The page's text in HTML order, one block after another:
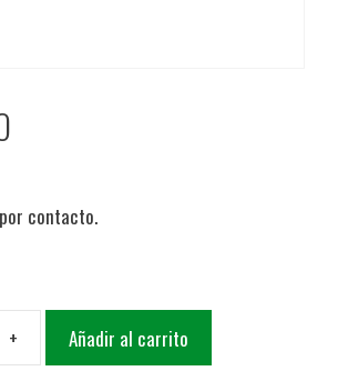
contacto.
+ Añadir al carrito